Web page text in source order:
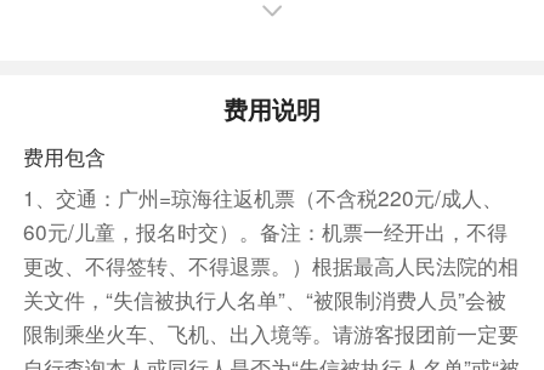
中餐：已含
晚餐：敬请自理
住宿
三亚参考酒店：三亚观海楼酒店/香格尔/凯祥/华芳/佰
思特/嘉濠/海澜湾/百斯特/嘉豪旅租/派柏云/格丽酒店/
三亚派柏云/夏朵酒店/海角之旅/施顿或同级或同级
第3天 三亚一地
早餐后出发，参观【海南健康馆】（停留时间约
费用说明
费用包含
1、交通：广州=琼海往返机票（不含税220元/成人、
60元/儿童，报名时交）。备注：机票一经开出，不得
更改、不得签转、不得退票。）根据最高人民法院的相
关文件，“失信被执行人名单”、“被限制消费人员”会被
限制乘坐火车、飞机、出入境等。请游客报团前一定要